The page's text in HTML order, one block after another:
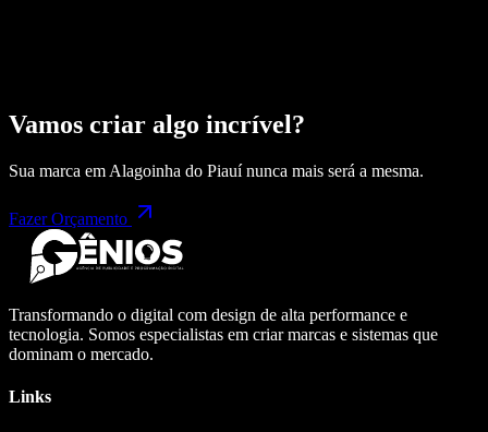
Vamos criar algo incrível?
Sua marca em Alagoinha do Piauínunca mais será a mesma.
Fazer Orçamento
Transformando o digital com design de alta performance e
tecnologia. Somos especialistas em criar marcas e sistemas que
dominam o mercado.
Links